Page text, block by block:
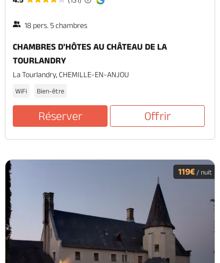
18 pers. 5 chambres
CHAMBRES D'HÔTES AU CHÂTEAU DE LA
TOURLANDRY
La Tourlandry, CHEMILLE-EN-ANJOU
WiFi Bien-être
Réserver Offrir
119€ / nuit